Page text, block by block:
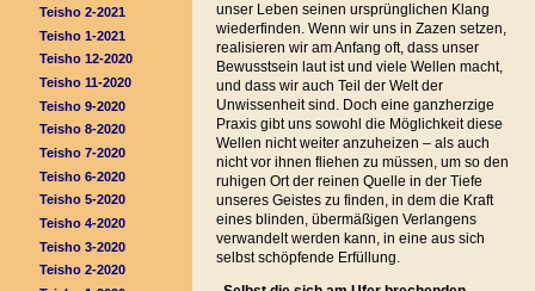
Teisho 2-2021
Teisho 1-2021
Teisho 12-2020
Teisho 11-2020
Teisho 9-2020
Teisho 8-2020
Teisho 7-2020
Teisho 6-2020
Teisho 5-2020
Teisho 4-2020
Teisho 3-2020
Teisho 2-2020
unser Leben seinen ursprünglichen Klang
wiederfinden. Wenn wir uns in Zazen setzen,
realisieren wir am Anfang oft, dass unser
Bewusstsein laut ist und viele Wellen macht,
und dass wir auch Teil der Welt der
Unwissenheit sind. Doch eine ganzherzige
Praxis gibt uns sowohl die Möglichkeit diese
Wellen nicht weiter anzuheizen – als auch
nicht vor ihnen fliehen zu müssen, um so den
ruhigen Ort der reinen Quelle in der Tiefe
unseres Geistes zu finden, in dem die Kraft
eines blinden, übermäßigen Verlangens
verwandelt werden kann, in eine aus sich
selbst schöpfende Erfüllung.